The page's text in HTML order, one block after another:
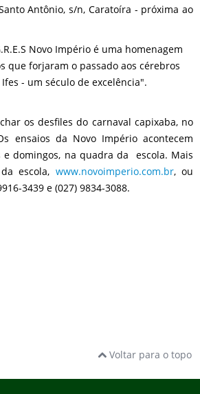
Antônio, s/n, Caratoíra - próxima ao
Novo Império é uma homenagem
que forjaram o passado aos cérebros
- um século de excelência".
os desfiles do carnaval capixaba, no
ensaios da Novo Império acontecem
e domingos, na quadra da escola. Mais
escola, www.novoimperio.com.br, ou
3439 e (027) 9834-3088.
Voltar para o topo